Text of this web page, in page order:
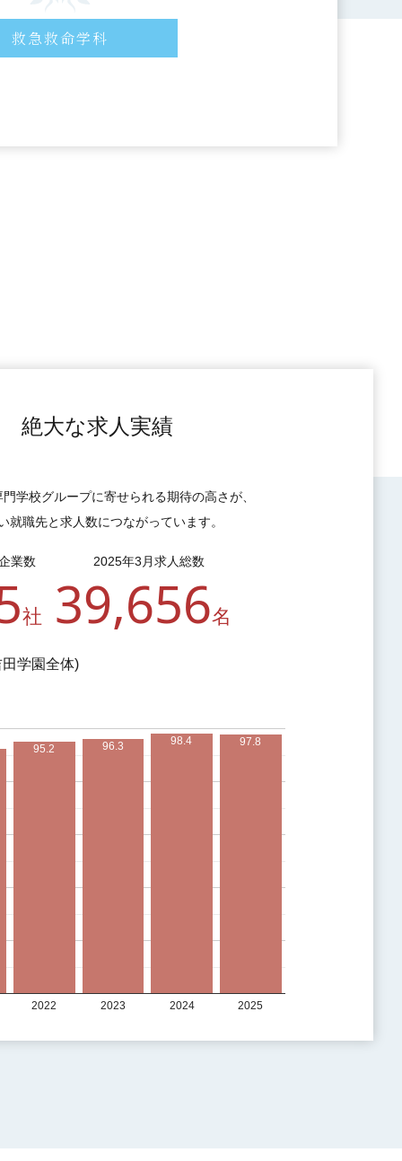
救急救命学科
絶大な求人実績
学校グループに寄せられる期待の高さが、
就職先と求人数につながっています。
業数
社
2025年3月求人総数
39,656名
学園全体)
2022 2023 2024 2025
95.2 96.3 98.4 97.8